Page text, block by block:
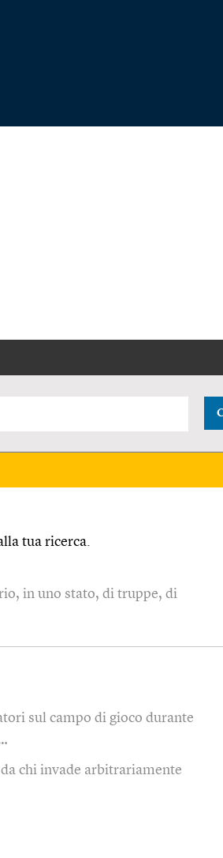
tua ricerca.
in uno stato, di truppe, di
sul campo di gioco durante
chi invade arbitrariamente